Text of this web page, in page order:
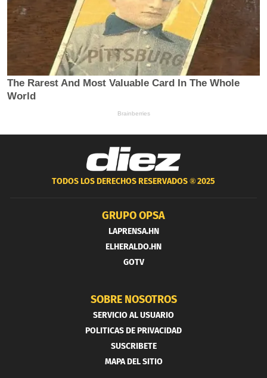
TODOS LOS DERECHOS RESERVADOS ®2025
GRUPO OPSA
LAPRENSA.HN
ELHERALDO.HN
GOTV
SOBRE NOSOTROS
SERVICIO AL USUARIO
POLITICAS DE PRIVACIDAD
SUSCRIBETE
MAPA DEL SITIO